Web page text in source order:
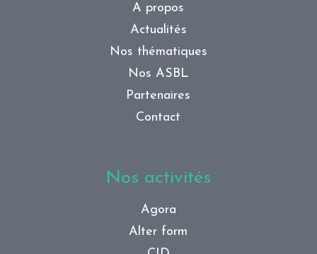
A propos
Actualités
Nos thématiques
Nos ASBL
Partenaires
Contact
Nos activités
Agora
Alter form